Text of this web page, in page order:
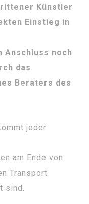
Künstler
Einstieg in
Anschluss noch
das
Beraters des
jeder
am Ende von
Transport
sind.